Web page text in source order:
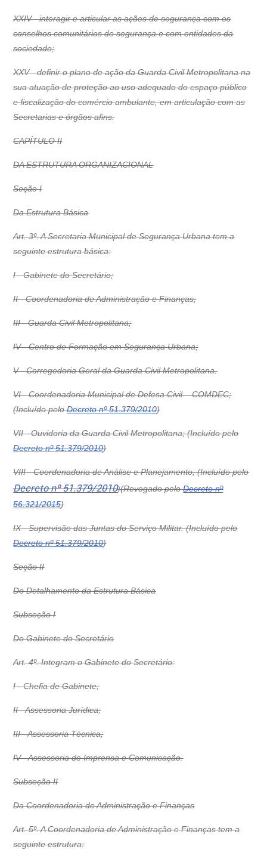
XXIV - interagir e articular as ações de segurança com os
conselhos comunitários de segurança e com entidades da
sociedade;
XXV - definir o plano de ação da Guarda Civil Metropolitana na
sua atuação de proteção ao uso adequado do espaço público
e fiscalização do comércio ambulante, em articulação com as
Secretarias e órgãos afins.
CAPÍTULO II
DA ESTRUTURA ORGANIZACIONAL
Seção I
Da Estrutura Básica
Art. 3º. A Secretaria Municipal de Segurança Urbana tem a
seguinte estrutura básica:
I - Gabinete do Secretário;
II - Coordenadoria de Administração e Finanças;
III - Guarda Civil Metropolitana;
IV - Centro de Formação em Segurança Urbana;
V - Corregedoria Geral da Guarda Civil Metropolitana.
VI - Coordenadoria Municipal de Defesa Civil – COMDEC;
(Incluído peloDecreto nº 51.379/2010)
VII - Ouvidoria da Guarda Civil Metropolitana; (Incluído pelo
Decreto nº 51.379/2010)
VIII -Coordenadoria de Análise e Planejamento; (Incluído pelo
Decreto nº 51.379/2010)(Revogado peloDecreto nº
56.321/2015)
IX - Supervisão das Juntas do Serviço Militar. (Incluído pelo
Decreto nº 51.379/2010)
Seção II
Do Detalhamento da Estrutura Básica
Subseção I
Do Gabinete do Secretário
Art. 4º. Integram o Gabinete do Secretário:
I - Chefia de Gabinete;
II - Assessoria Jurídica;
III - Assessoria Técnica;
IV - Assessoria de Imprensa e Comunicação.
Subseção II
Da Coordenadoria de Administração e Finanças
Art. 5º. A Coordenadoria de Administração e Finanças tem a
seguinte estrutura: